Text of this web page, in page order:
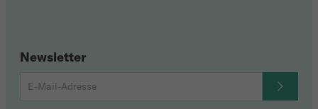
Newsletter